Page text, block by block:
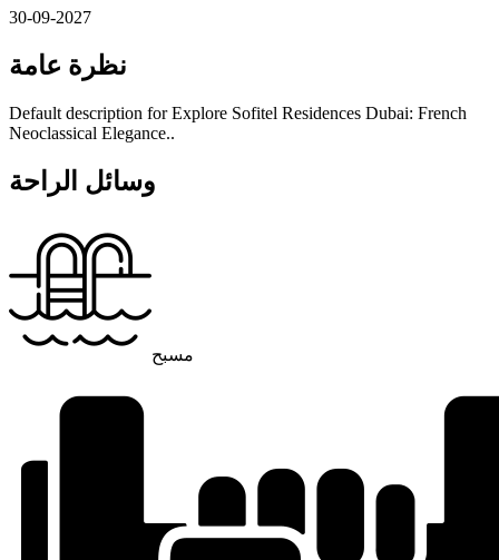
30-09-2027
نظرة عامة
Default description for Explore Sofitel Residences Dubai: French
Neoclassical Elegance..
وسائل الراحة
مسبح